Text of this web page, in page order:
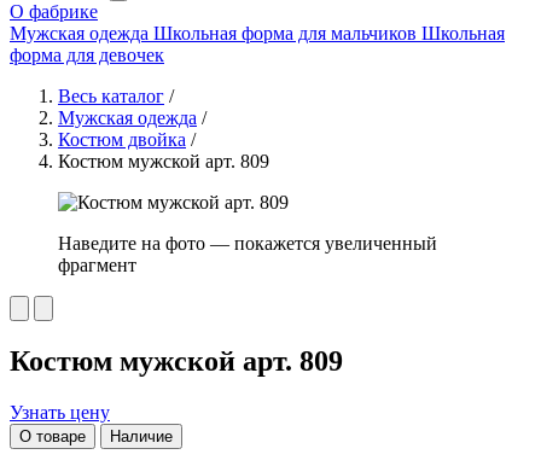
О фабрике
Мужская одежда Школьная форма для мальчиков Школьная
форма для девочек
Весь каталог /
Мужская одежда /
Костюм двойка /
Костюм мужской арт. 809
Наведите на фото — покажется увеличенный
фрагмент
Костюм мужской арт. 809
Узнать цену
О товаре Наличие